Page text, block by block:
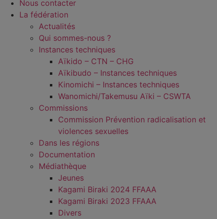
Nous contacter
La fédération
Actualités
Qui sommes-nous ?
Instances techniques
Aïkido – CTN – CHG
Aïkibudo – Instances techniques
Kinomichi – Instances techniques
Wanomichi/Takemusu Aïki – CSWTA
Commissions
Commission Prévention radicalisation et
violences sexuelles
Dans les régions
Documentation
Médiathèque
Jeunes
Kagami Biraki 2024 FFAAA
Kagami Biraki 2023 FFAAA
Divers